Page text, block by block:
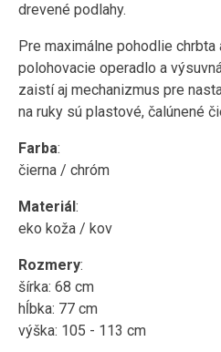
drevené podlahy.
Pre maximálne pohodlie
polohovacie operadlo a
zaistí aj mechanizmus pre
na ruky sú plastové, čalúnené
Farba:
čierna / chróm
Materiál:
eko koža / kov
Rozmery:
šírka: 68 cm
hĺbka: 77 cm
výška: 105 - 113 cm